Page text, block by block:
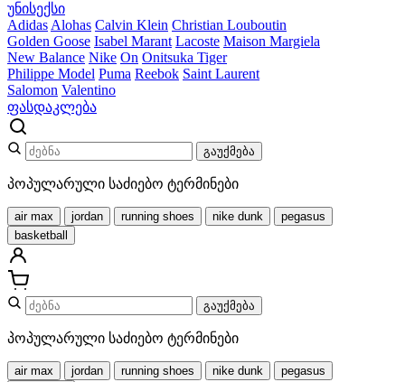
უნისექსი
Adidas Alohas Calvin Klein Christian Louboutin
Golden Goose Isabel Marant Lacoste Maison Margiela
New Balance Nike On Onitsuka Tiger
Philippe Model Puma Reebok Saint Laurent
Salomon Valentino
ფასდაკლება
გაუქმება
პოპულარული საძიებო ტერმინები
air max jordan running shoes nike dunk
pegasus
basketball
გაუქმება
პოპულარული საძიებო ტერმინები
air max jordan running shoes nike dunk
pegasus